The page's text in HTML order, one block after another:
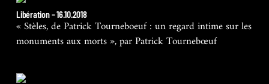
Libération – 16.10.2018
« Stèles, de Patrick Tourneboeuf : un regard intime sur les
monuments aux morts », par Patrick Tournebœuf